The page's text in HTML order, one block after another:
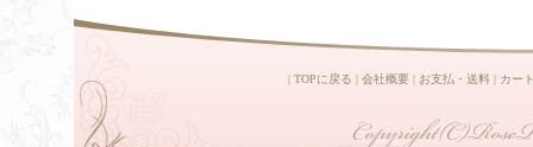
| TOPに戻る | 会社概要| お支払・送料| カー